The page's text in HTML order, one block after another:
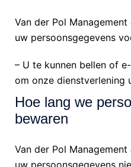
Van der Pol
uw persoonsgegevens
– U te kunnen bellen of
om onze dienstverlening
Hoe lang we
bewaren
Van der Pol
uw persoonsgegevens